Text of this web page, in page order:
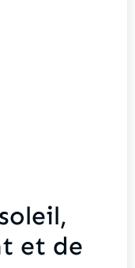
et de